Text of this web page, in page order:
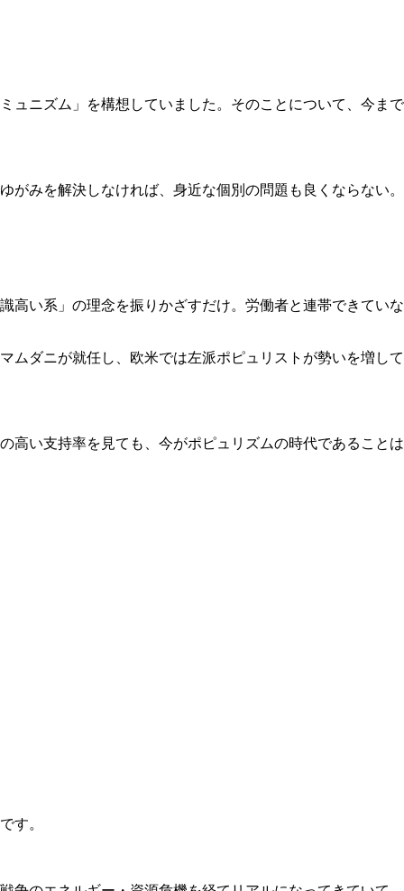
ュニズム」を構想していました。そのことについて、今まで
みを解決しなければ、身近な個別の問題も良くならない。
い系」の理念を振りかざすだけ。労働者と連帯できていな
ムダニが就任し、欧米では左派ポピュリストが勢いを増して
高い支持率を見ても、今がポピュリズムの時代であることは
す。